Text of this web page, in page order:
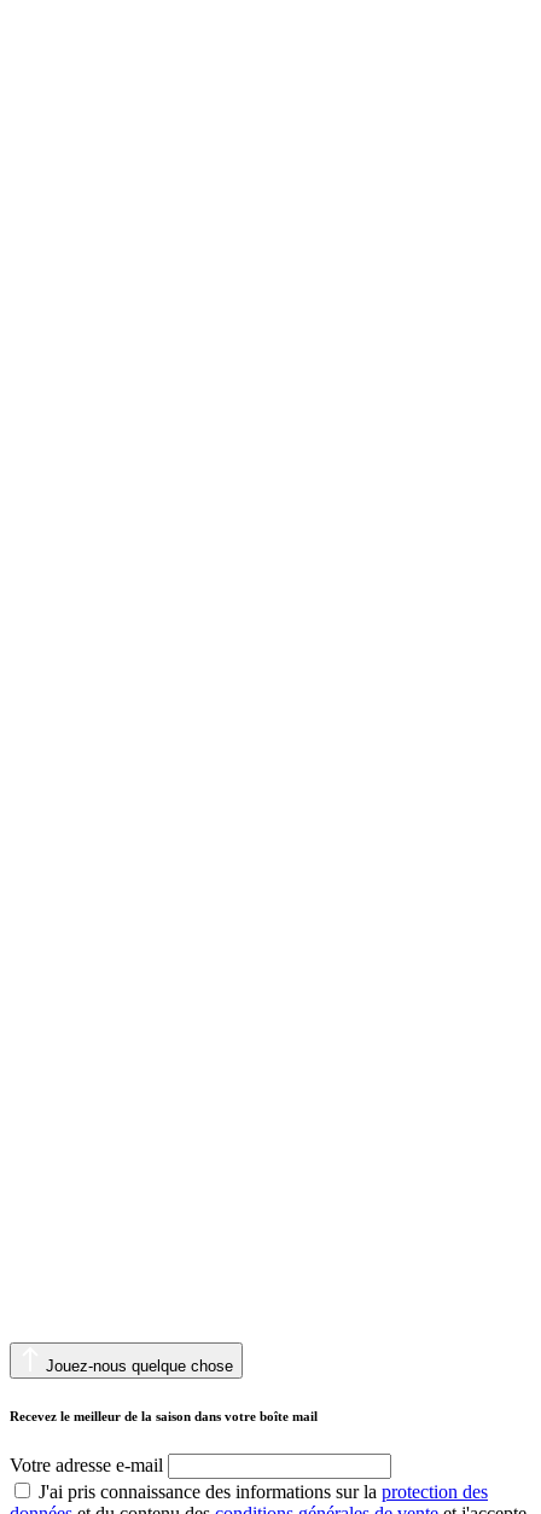
Jouez-nous quelque chose
Recevez le meilleur de la saison dans votre boîte mail
Votre adresse e-mail
J'ai pris connaissance des informations sur la protection des